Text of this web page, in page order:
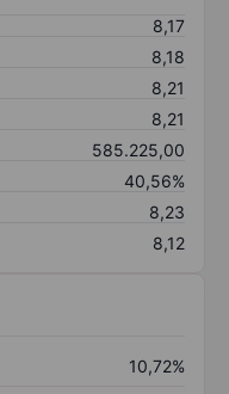
8,17
8,18
8,21
8,21
585.225,00
40,56%
8,23
8,12
10,72%